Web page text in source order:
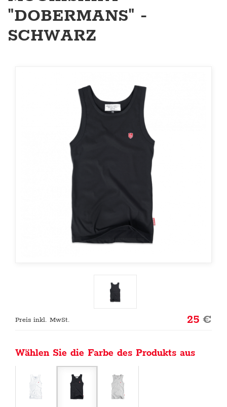
"DOBERMANS" -
SCHWARZ
Preis inkl. MwSt. 25€
Wählen Sie die Farbe des Produkts aus